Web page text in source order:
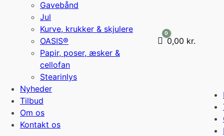
Gavebånd
Jul
Kurve, krukker & skjulere
OASIS®
Papir, poser, æsker &
cellofan
Stearinlys
Nyheder
Tilbud
Om os
Kontakt os
Cart
0
0,00 kr.